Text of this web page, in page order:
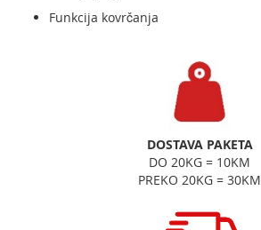
Funkcija kovrčanja
DOSTAVA PAKETA
DO 20KG = 10KM
PREKO 20KG = 30KM